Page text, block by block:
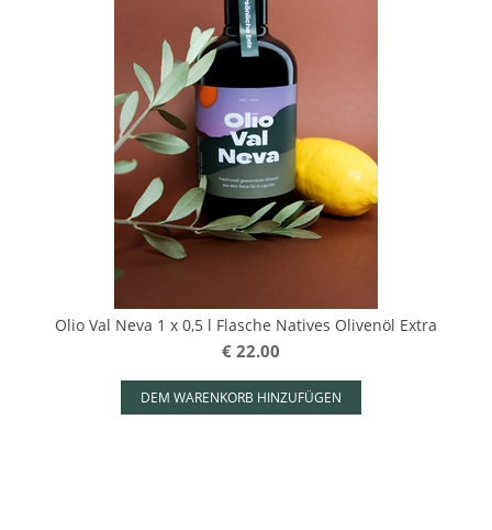
Olio Val Neva 1 x 0,5 l Flasche Natives Olivenöl Extra
€ 22.00
DEM WARENKORB HINZUFÜGEN